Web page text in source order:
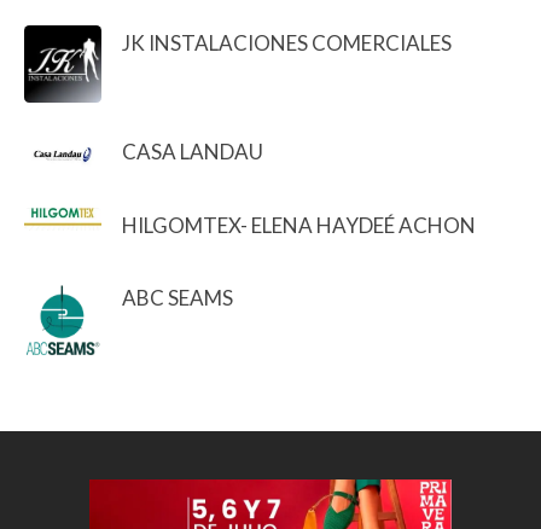
JK INSTALACIONES COMERCIALES
CASA LANDAU
HILGOMTEX- ELENA HAYDEÉ ACHON
ABC SEAMS